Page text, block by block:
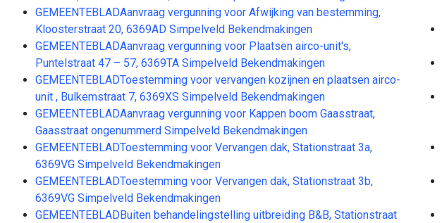
GEMEENTEBLADAanvraag vergunning voor Afwijking van bestemming,
Kloosterstraat 20, 6369AD Simpelveld Bekendmakingen
GEMEENTEBLADAanvraag vergunning voor Plaatsen airco-unit's,
Puntelstraat 47 – 57, 6369TA Simpelveld Bekendmakingen
GEMEENTEBLADToestemming voor vervangen kozijnen en plaatsen airco-
unit , Bulkemstraat 7, 6369XS Simpelveld Bekendmakingen
GEMEENTEBLADAanvraag vergunning voor Kappen boom Gaasstraat,
Gaasstraat ongenummerd Simpelveld Bekendmakingen
GEMEENTEBLADToestemming voor Vervangen dak, Stationstraat 3a,
6369VG Simpelveld Bekendmakingen
GEMEENTEBLADToestemming voor Vervangen dak, Stationstraat 3b,
6369VG Simpelveld Bekendmakingen
GEMEENTEBLADBuiten behandelingstelling uitbreiding B&B, Stationstraat